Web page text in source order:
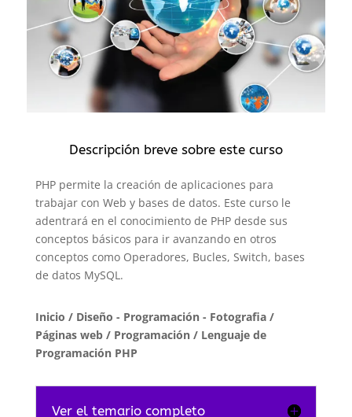
Descripción breve sobre este curso
PHP permite la creación de aplicaciones para
trabajar con Web y bases de datos. Este curso le
adentrará en el conocimiento de PHP desde sus
conceptos básicos para ir avanzando en otros
conceptos como Operadores, Bucles, Switch, bases
de datos MySQL.
Inicio / Diseño - Programación - Fotografia/
Páginas web / Programación/ Lenguaje de
Programación PHP
Ver el temario completo